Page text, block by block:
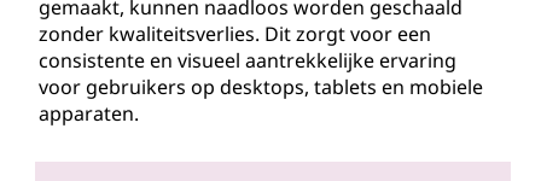
gemaakt, kunnen naadloos worden geschaald
zonder kwaliteitsverlies. Dit zorgt voor een
consistente en visueel aantrekkelijke ervaring
voor gebruikers op desktops, tablets en mobiele
apparaten.